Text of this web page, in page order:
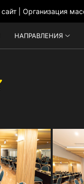
НАПРАВЛЕНИЯ
| Организация